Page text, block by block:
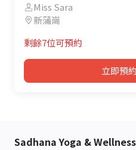
Miss Sara
新蒲崗
剩餘7位可預約
立即預約
Sadhana Yoga & Wellness